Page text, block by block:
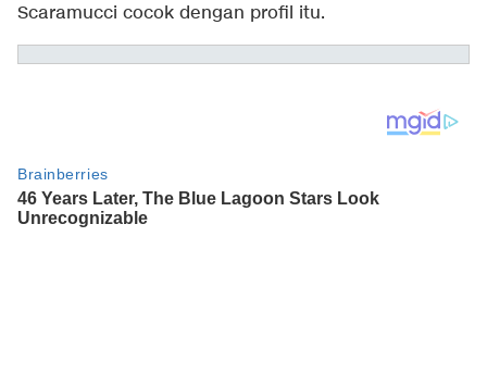
Scaramucci cocok dengan profil itu.